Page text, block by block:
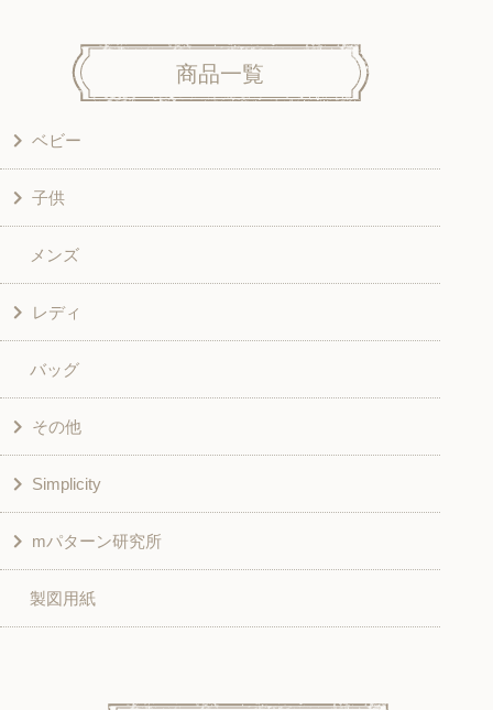
商品一覧
ベビー
洋服
和風衣類
グッズ
子供
ワンピース
シャツ・ブラウス
スカート・パンツ
和風衣類
入園入学グッズ
その他
メンズ
レディ
シャツ・ブラウス
チュニック
ワンピース
ベスト・ジャケット・コート
スカート
バッグ
その他
学校家庭科教材用
その他
Simplicity
こども＆ベビー
ボトムス
mパターン研究所
子供服
製図用紙